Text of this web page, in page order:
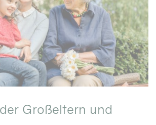
Großeltern und